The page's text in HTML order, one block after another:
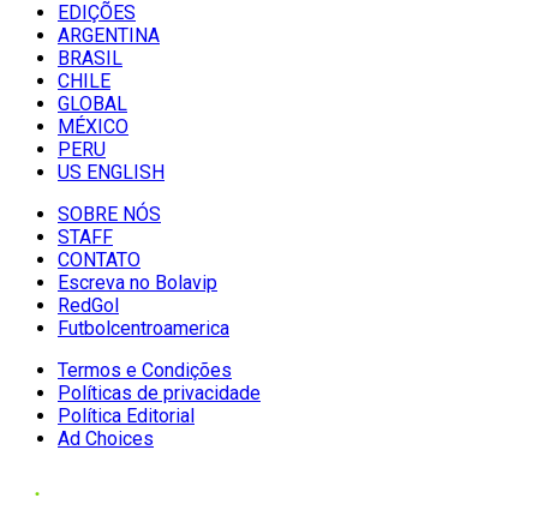
EDIÇÕES
ARGENTINA
BRASIL
CHILE
GLOBAL
MÉXICO
PERU
US ENGLISH
SOBRE NÓS
STAFF
CONTATO
Escreva no Bolavip
RedGol
Futbolcentroamerica
Termos e Condições
Políticas de privacidade
Política Editorial
Ad Choices